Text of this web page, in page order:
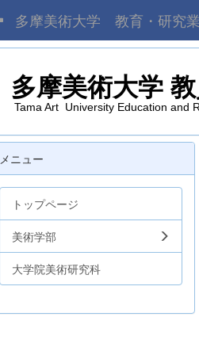
多摩美術大学 教育・研究
多摩美術大学
Tama Art University Education and
メニュー
トップページ
美術学部
大学院美術研究科